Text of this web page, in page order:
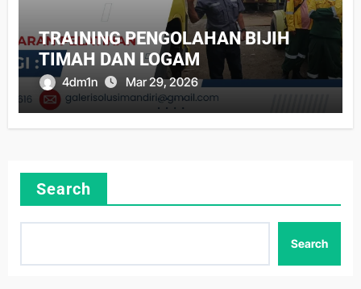
TRAINING PENGOLAHAN BIJIH
TIMAH DAN LOGAM
4dm1n Mar 29, 2026
Search
Search